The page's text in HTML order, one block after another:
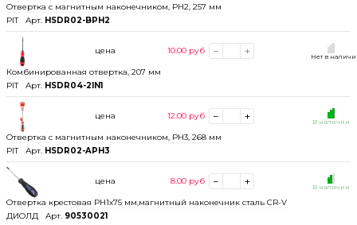
Отвертка с магнитным наконечником, РН2, 257 мм
PIT
Арт. HSDR02-BPH2
Комбинированная отвертка, 207 мм
PIT
Арт. HSDR04-2IN1
Нет в
цена 10.00 руб
Отвертка с магнитным наконечником, РН3, 268 мм
PIT
Арт. HSDR02-APH3
В наличии
цена 12.00 руб
Отвертка крестовая PH1x75 мм,магнитный наконечник сталь CR-V
ДИОЛД
Арт. 90530021
В наличии
цена 8.00 руб